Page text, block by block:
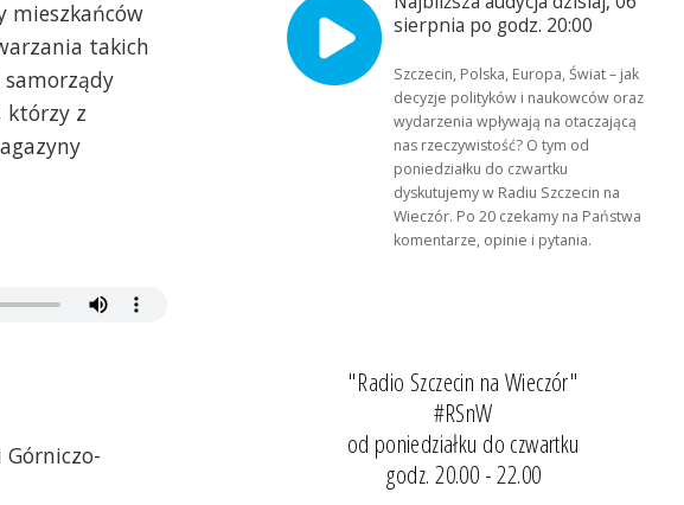
mieszkańców
takich
którzy z
Górniczo-
sierpnia po godz. 20:00
Szczecin, Polska, Europa, Świat – jak
decyzje polityków i naukowców oraz
wydarzenia wpływają na otaczającą
nas rzeczywistość? O tym od
poniedziałku do czwartku
dyskutujemy w Radiu Szczecin na
Wieczór. Po 20 czekamy na Państwa
komentarze, opinie i pytania.
"Radio Szczecin na Wieczór"
#RSnW
od poniedziałku do czwartku
godz. 20.00 - 22.00